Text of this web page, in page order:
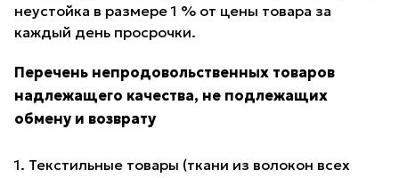
неустойка в размере 1 % от цены товара за
каждый день просрочки.
Перечень непродовольственных товаров
надлежащего качества, не подлежащих
обмену и возврату
1. Текстильные товары (ткани из волокон всех